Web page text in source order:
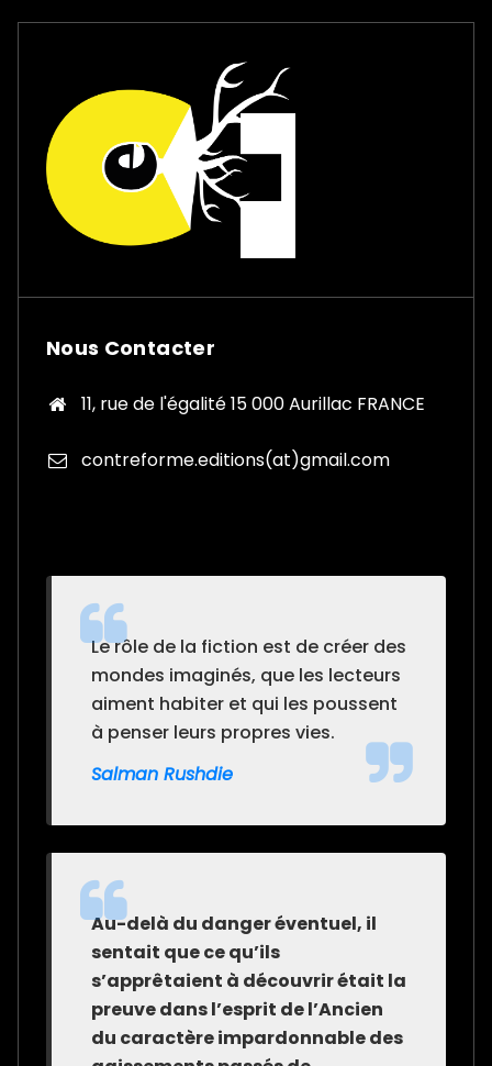
Nous Contacter
11, rue de l'égalité 15 000 Aurillac FRANCE
contreforme.editions(at)gmail.com
Le rôle de la fiction est de créer des
mondes imaginés, que les lecteurs
aiment habiter et qui les poussent
à penser leurs propres vies.
Salman Rushdie
Au-delà du danger éventuel, il
sentait que ce qu’ils
s’apprêtaient à découvrir était la
preuve dans l’esprit de l’Ancien
du caractère impardonnable des